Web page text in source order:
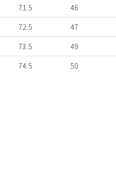
71.5 46
72.5 47
73.5 49
74.5 50